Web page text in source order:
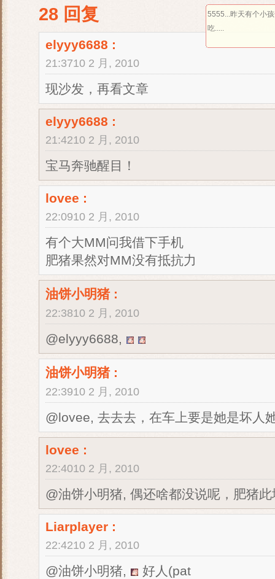
28 回复
elyyy6688 :
21:3710 2 月, 2010
现沙发，再看文章
elyyy6688 :
21:4210 2 月, 2010
宝马奔驰醒目！
lovee :
22:0910 2 月, 2010
有个大MM问我借下手机
肥猪果然对MM没有抵抗力
油饼小明猪:
22:3810 2 月, 2010
@elyyy6688,
油饼小明猪:
22:3910 2 月, 2010
@lovee, 去去去，在车上要是她是坏人
lovee :
22:4010 2 月, 2010
@油饼小明猪, 偶还啥都没说呢，肥猪
Liarplayer :
22:4210 2 月, 2010
@油饼小明猪, 好人(pat
5555...昨天有个小
吃.....